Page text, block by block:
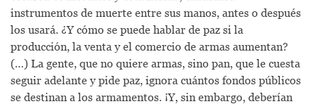
instrumentos de muerte entre sus manos, antes o después
los usará. ¿Y cómo se puede hablar de paz si la
producción, la venta y el comercio de armas aumentan?
(…) La gente, que no quiere armas, sino pan, que le cuesta
seguir adelante y pide paz, ignora cuántos fondos públicos
se destinan a los armamentos. ¡Y, sin embargo, deberían